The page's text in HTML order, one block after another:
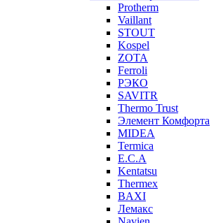
Protherm
Vaillant
STOUT
Kospel
ZOTA
Ferroli
РЭКО
SAVITR
Thermo Trust
Элемент Комфорта
MIDEA
Termica
E.C.A
Kentatsu
Thermex
BAXI
Лемакс